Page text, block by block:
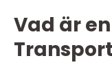
Vad är